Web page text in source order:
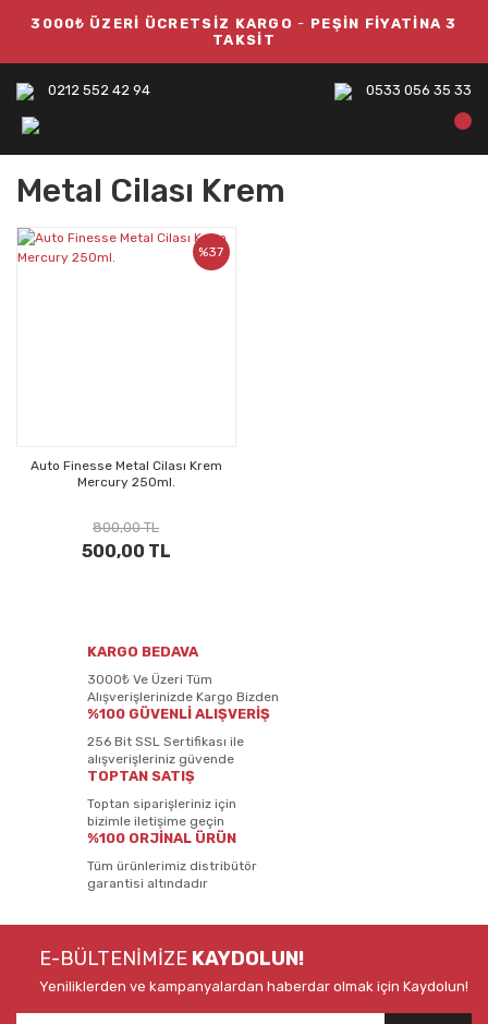
3000₺ ÜZERİ ÜCRETSİZ KARGO - PEŞİN FİYATİNA 3
TAKSİT
0212 552 42 94 0533 056 35 33
Metal Cilası Krem
%37
Auto Finesse Metal Cilası Krem
Mercury 250ml.
800,00 TL
500,00 TL
KARGO BEDAVA
3000₺ Ve Üzeri Tüm
Alışverişlerinizde Kargo Bizden
%100 GÜVENLİ ALIŞVERİŞ
256 Bit SSL Sertifikası ile
alışverişleriniz güvende
TOPTAN SATIŞ
Toptan siparişleriniz için
bizimle iletişime geçin
%100 ORJİNAL ÜRÜN
Tüm ürünlerimiz distribütör
garantisi altındadır
E-BÜLTENİMİZE KAYDOLUN!
Yeniliklerden ve kampanyalardan haberdar olmak için Kaydolun!